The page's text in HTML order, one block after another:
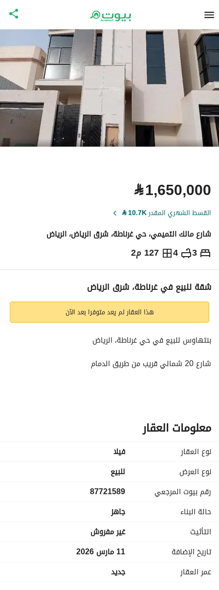
⃁1,650,000
القسط الشهري المقدر10.7K
⃁
شارع مالك التميمي، حي غرناطة، شرق الرياض، الرياض
3
4 127 م2 ⃁
1,650,000
التفاصيل معلومات ترخيص الإعلان
شقة للبيع في غرناطة، شرق الرياض
هذا العقار لم يعد متوفرا بعد الآن
بنتهاوس للبيع في حي غرناطة، الرياض
شارع 20 شمالي قريب من طريق الدمام
الدور الأرضي:
- المساحة 127 متر مربع
- مدخل سيارة
الدور الأول:
- صالة واسعة
- مطبخ
- درج داخلي
الدور الثاني:
- غرفتين ماستر مجهزتين بدورات مياه
معلومات العقار
نوع العقار
فیلا
نوع العرض
للبيع
رقم بيوت المرجعي
87721589
حالة البناء
جاهز
التأثيث
غير مفروش
تاريخ الإضافة
11 مارس 2026
عمر العقار
جديد